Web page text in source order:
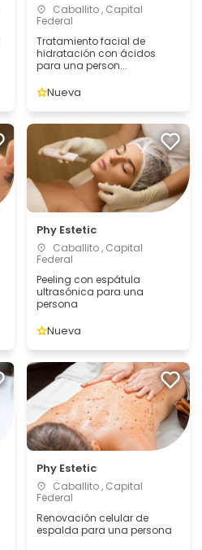
Caballito , Capital
Federal
Tratamiento facial de
hidratación con ácidos
para una person...
Nueva
Phy Estetic
Caballito , Capital
Federal
Peeling con espátula
ultrasónica para una
persona
Nueva
Phy Estetic
Caballito , Capital
Federal
Renovación celular de
espalda para una persona